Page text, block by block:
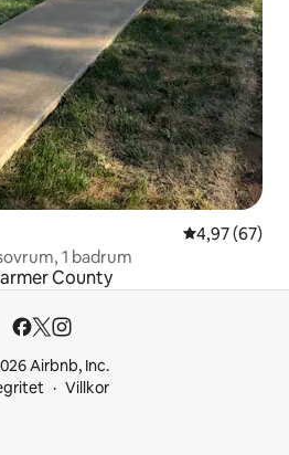
4,97 av 5 i
4,97 (67)
1 badrum
County
Airbnb, Inc.
Villkor